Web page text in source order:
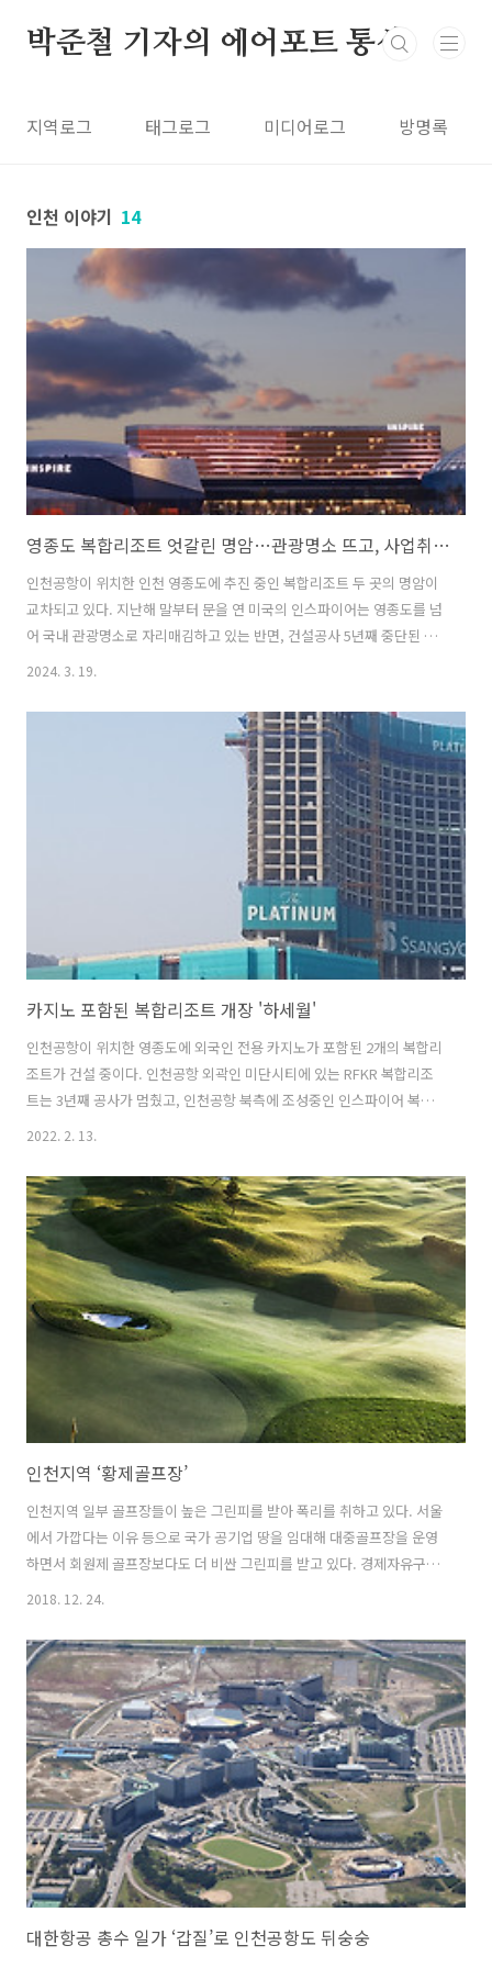
박준철 기자의 에어포트 통신
지역로그 태그로그 미디어로그 방명록
인천 이야기 14
영종도 복합리조트 엇갈린 명암…관광명소 뜨고, 사업취소 되고
인천공항이 위치한 인천 영종도에 추진 중인 복합리조트 두 곳의 명암이
교차되고 있다. 지난해 말부터 문을 연 미국의 인스파이어는 영종도를 넘
어 국내 관광명소로 자리매김하고 있는 반면, 건설공사 5년째 중단된 골
든테라시티(옛 미단시티) 복합리조트는 정부로부터 카지노업 사전 심사
널 서편 제3국제업무지구(IBC-III) 430만㎡에 조성 중인 인스파이어 엔터
테인먼트 리조트(인스파이어)는 2019년 착공해 4년 만인 지난해 11월
30일 부분 개장에 이어 지난 5일 전면 개장했다. 미국 기업 모히건이
9600억원을 투자하는 등 총 2조원이 들어간 인스파이어는 3개 타워로
구성된 5성급 호텔에 1275개 객실과 1만5000석의 국내 최초 다목적
2024. 3. 19.
카지노 포함된 복합리조트 개장 '하세월'
인천공항이 위치한 영종도에 외국인 전용 카지노가 포함된 2개의 복합리
조트가 건설 중이다. 인천공항 외곽인 미단시티에 있는 RFKR 복합리조
트는 3년째 공사가 멈췄고, 인천공항 북측에 조성중인 인스파이어 복합
리조트는 사업자금을 마련, 순항 중이다. 그러나 인스파이어 복합리조트
조성은 어려운 상태이다. 인천 영종도 미단시티에서 2020년 2월 공사비
를 주지 못해 공사가 중단된 채 3년째 방치된 외국인 전용 카지노가 포함
된 복합리조트를 조성중인 중국 부동산개발업체인 푸리그룹은 2월28일
문화체육관광부에 RFKR(알에프씨지코리아)사업을 2년 연장해 줄 것을
신청했다. 사업변경 연장만 벌써 4번째다. 미단시티 복합리조트의 지분
100%를 소유한 푸..
2022. 2. 13.
인천지역 ‘황제골프장’
인천지역 일부 골프장들이 높은 그린피를 받아 폭리를 취하고 있다. 서울
에서 가깝다는 이유 등으로 국가 공기업 땅을 임대해 대중골프장을 운영
하면서 회원제 골프장보다도 더 비싼 그린피를 받고 있다. 경제자유구역
에 있는 골프장들은 투자유치 등 외국인들의 비즈니스를 위한 목적으로
는 잭 니클라우스와 LNG기지 옆 오렌지듄스, 중구 영종도에 스카이72,
서구에 수도권매립지의 드림파크, 청라 베어스베스트, 인천그랜드 CC,
인천국제컨트리클럽 등 7개(18홀 기준) 골프장이 있다. 송도국제도시에
있는 잭 니클라우스 골프장 송도에서 2010년 문을 연 잭 니클라우스 골
프장(18홀)은 법인·개인 등 247명에게 8억∼10억 원을 받고 회원권을
팔았다...
2018. 12. 24.
대한항공 총수 일가 ‘갑질’로 인천공항도 뒤숭숭